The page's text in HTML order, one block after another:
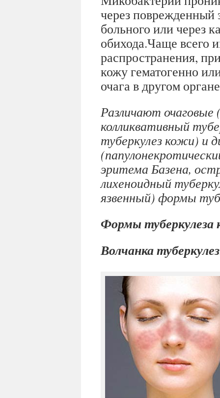
через поврежденный
больного или через
обихода.Чаще всего
распространения,
кожу гематогенно
очага в другом
Различают очаговые
колликвативный
туберкулез кожи) и
эритема Базена,
лихеноидный
язвенный) формы
Формы туберкулеза
Волчанка